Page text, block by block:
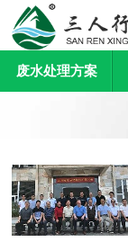
废水处理方案